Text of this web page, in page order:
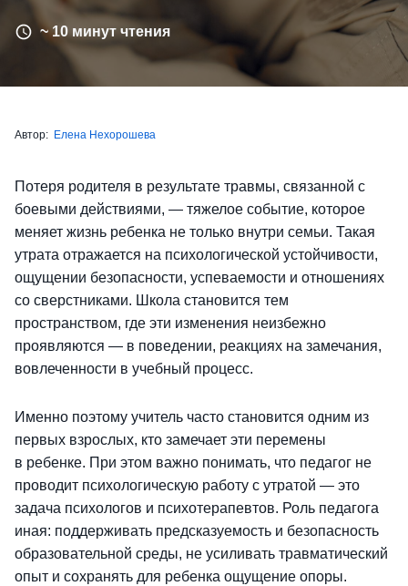
~ 10 минут чтения
Автор: Елена Нехорошева
Потеря родителя в результате травмы, связанной с
боевыми действиями, — тяжелое событие, которое
меняет жизнь ребенка не только внутри семьи. Такая
утрата отражается на психологической устойчивости,
ощущении безопасности, успеваемости и отношениях
со сверстниками. Школа становится тем
пространством, где эти изменения неизбежно
проявляются — в поведении, реакциях на замечания,
вовлеченности в учебный процесс.
Именно поэтому учитель часто становится одним из
первых взрослых, кто замечает эти перемены
в ребенке. При этом важно понимать, что педагог не
проводит психологическую работу с утратой — это
задача психологов и психотерапевтов. Роль педагога
иная: поддерживать предсказуемость и безопасность
образовательной среды, не усиливать травматический
опыт и сохранять для ребенка ощущение опоры.